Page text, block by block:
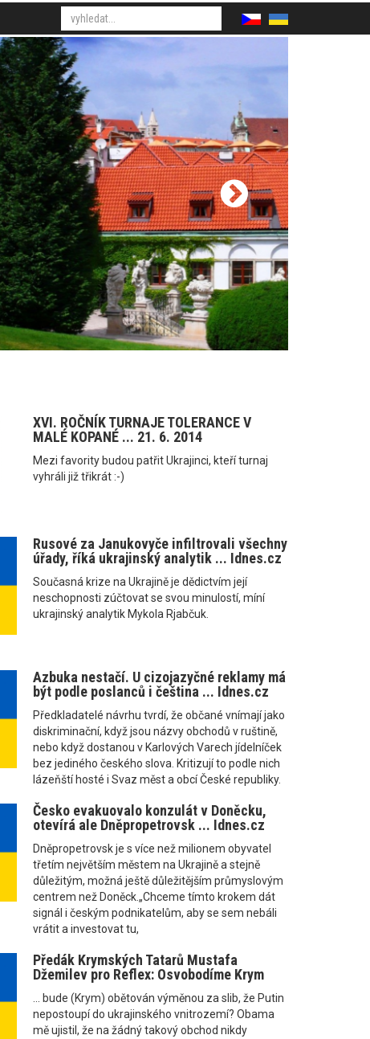
XVI. ROČNÍK TURNAJE TOLERANCE V
MALÉ KOPANÉ ... 21. 6. 2014
Mezi favority budou patřit Ukrajinci, kteří turnaj
vyhráli již třikrát :-)
Rusové za Janukovyče infiltrovali všechny
úřady, říká ukrajinský analytik ... Idnes.cz
Současná krize na Ukrajině je dědictvím její
neschopnosti zúčtovat se svou minulostí, míní
ukrajinský analytik Mykola Rjabčuk.
Azbuka nestačí. U cizojazyčné reklamy má
být podle poslanců i čeština ... Idnes.cz
Předkladatelé návrhu tvrdí, že občané vnímají jako
diskriminační, když jsou názvy obchodů v ruštině,
nebo když dostanou v Karlových Varech jídelníček
bez jediného českého slova. Kritizují to podle nich
lázeňští hosté i Svaz měst a obcí České republiky.
Česko evakuovalo konzulát v Doněcku,
otevírá ale Dněpropetrovsk ... Idnes.cz
Dněpropetrovsk je s více než milionem obyvatel
třetím největším městem na Ukrajině a stejně
důležitým, možná ještě důležitějším průmyslovým
centrem než Doněck.„Chceme tímto krokem dát
signál i českým podnikatelům, aby se sem nebáli
vrátit a investovat tu,
Předák Krymských Tatarů Mustafa
Džemilev pro Reflex: Osvobodíme Krym
... bude (Krym) obětován výměnou za slib, že Putin
nepostoupí do ukrajinského vnitrozemí? Obama
mě ujistil, že na žádný takový obchod nikdy